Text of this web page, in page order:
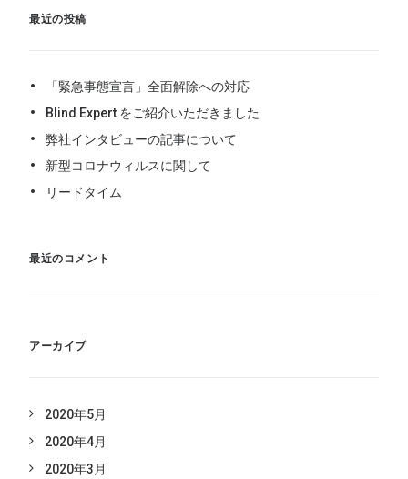
最近の投稿
「緊急事態宣言」全面解除への対応
Blind Expert をご紹介いただきました
弊社インタビューの記事について
新型コロナウィルスに関して
リードタイム
最近のコメント
アーカイブ
2020年5月
2020年4月
2020年3月